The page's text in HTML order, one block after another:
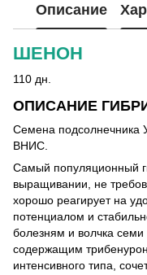
Описание
ШЕНОН
110 дн.
ОПИСАНИЕ
Семена подсолнечника
ВНИС.
Самый популяционный
выращивании, не
хорошо реагирует на
потенциалом и
болезням и волчка семи
содержащим
интенсивного типа,